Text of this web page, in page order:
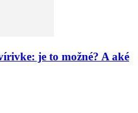
je to možné? A aké